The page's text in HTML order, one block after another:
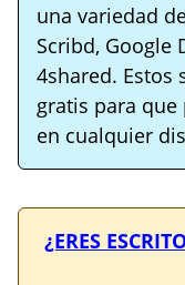
una variedad
Scribd, Google
4shared. Estos
gratis para
en cualquier
¿ERES